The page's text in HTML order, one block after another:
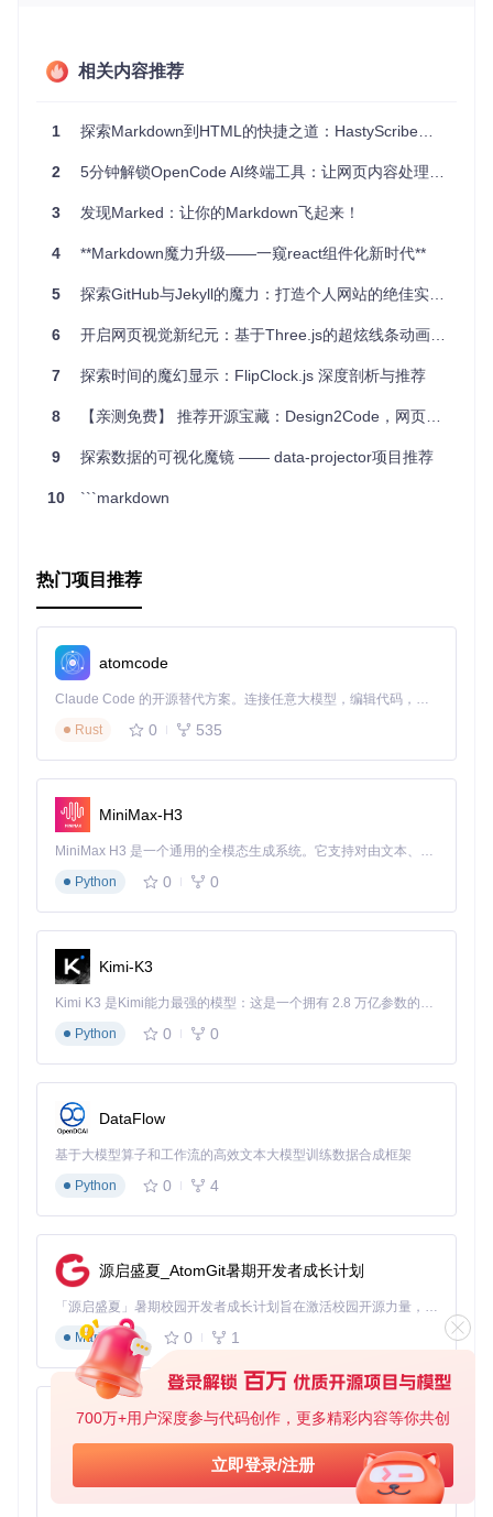
700万+用户深度参与代码创作，更多精彩内容等你共创
立即登录/注册
博客创作: 简化内容迁移，直接将喜欢的网页内容转化为Ma
rkdown格式，用于自己博客发布。
升团队内部的知识共享体验。
down，构建个性化文档库。
项目特点
简易操作：一URL一转换，无需复杂设置，即便是非技术
人员也能轻松上手。
：借助Readability的智能提取，即便是在信息繁
杂的页面上，也能精准捕获主要内容。
代码的自由度和透明度。
化着我们与互联网内容交互的方式。无论是个人学习、研究还
开启你的网页转Markdown的新旅程，享受更加清爽的信息阅
相关内容推荐
1 探索Markdown到HTML的快捷之道：HastyScribe项目推荐
2 5分钟解锁OpenCode AI终端工具：让网页内容处理像命令行一样简单
3 发现Marked：让你的Markdown飞起来！
4 **Markdown魔力升级——一窥react组件化新时代**
5 探索GitHub与Jekyll的魔力：打造个人网站的绝佳实践 —— hankquinlan.github.io
6 开启网页视觉新纪元：基于Three.js的超炫线条动画特效
7 探索时间的魔幻显示：FlipClock.js 深度剖析与推荐
8 【亲测免费】 推荐开源宝藏：Design2Code，网页设计的魔术师一键转码🚀✨
9 探索数据的可视化魔镜 —— data-projector项目推荐
10 ```markdown
热门项目推荐
atomcode
Claude Code 的开源替代方案。连接任意大模型，编辑代码，运行命令，自动验证 — 全自动执行。用 Rust 构建，极致性能。 ｜ An open-source alternative to Claude Code. Connect any LLM, edit code, run commands, and verify changes — autonomously. Built in Rust for speed. Get Started
Rust
0 535
MiniMax-H3
MiniMax H3 是一个通用的全模态生成系统。它支持对由文本、图像、视频和音频组成的多模态上下文进行统一理解，并能生成分辨率高达 2K、时长可达 15 秒的带原生立体声音频的视频。得益于面向任务泛化的系统设计，H3 在预训练阶段就已具备广泛的多模态上下文理解与生成能力，能够出色地执行复杂的多模态指令。
Python
0 0
Kimi-K3
Kimi K3 是Kimi能力最强的模型：这是一个拥有 2.8 万亿参数的混合专家（MoE）模型，具备原生视觉理解能力，并支持 100 万 token 的上下文窗口。
Python
0 0
DataFlow
基于大模型算子和工作流的高效文本大模型训练数据合成框架
Python
0 4
源启盛夏_AtomGit暑期开发者成长计划
「源启盛夏」暑期校园开发者成长计划旨在激活校园开源力量，通过积分激励、认证扶持、资源倾斜等形式，引导高校组织和开发者完成「入驻 — 建项目 — 做贡献 — 获认证 — 得资源」的完整闭环。无论你是想带领社团入驻平台的组织者，还是希望用代码贡献证明自己的开发者，都能在这里找到属于你的成长路径。
Markdown
0 1
py-xiaozhi
基于Python的Xiaozhi AI，适用于想要完整Xiaozhi体验而无需拥有专用硬件的用户。
Python
0 1